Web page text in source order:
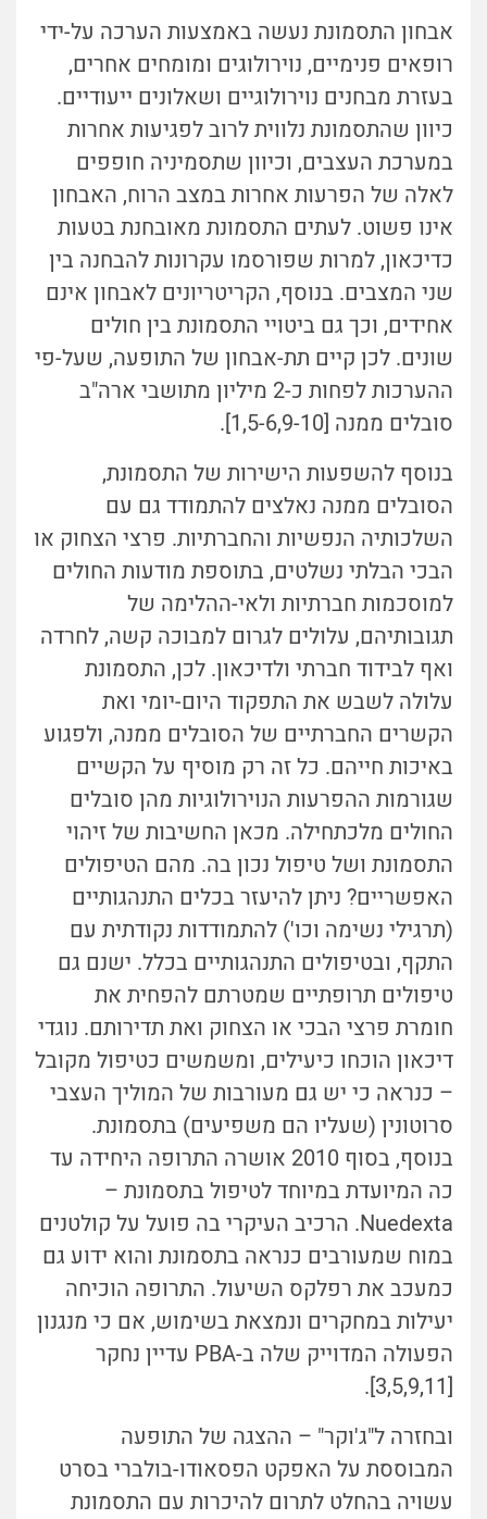
אבחון התסמונת נעשה באמצעות הערכה על-ידי
רופאים פנימיים, נוירולוגים ומומחים אחרים,
בעזרת מבחנים נוירולוגיים ושאלונים ייעודיים.
כיוון שהתסמונת נלווית לרוב לפגיעות אחרות
במערכת העצבים, וכיוון שתסמיניה חופפים
לאלה של הפרעות אחרות במצב הרוח, האבחון
אינו פשוט. לעתים התסמונת מאובחנת בטעות
כדיכאון, למרות שפורסמו עקרונות להבחנה בין
שני המצבים. בנוסף, הקריטריונים לאבחון אינם
אחידים, וכך גם ביטויי התסמונת בין חולים
שונים. לכן קיים תת-אבחון של התופעה, שעל-פי
ההערכות לפחות כ-2 מיליון מתושבי ארה"ב
סובלים ממנה [1,5-6,9-10].
בנוסף להשפעות הישירות של התסמונת,
הסובלים ממנה נאלצים להתמודד גם עם
השלכותיה הנפשיות והחברתיות. פרצי הצחוק או
הבכי הבלתי נשלטים, בתוספת מודעות החולים
למוסכמות חברתיות ולאי-ההלימה של
תגובותיהם, עלולים לגרום למבוכה קשה, לחרדה
ואף לבידוד חברתי ולדיכאון. לכן, התסמונת
עלולה לשבש את התפקוד היום-יומי ואת
הקשרים החברתיים של הסובלים ממנה, ולפגוע
באיכות חייהם. כל זה רק מוסיף על הקשיים
שגורמות ההפרעות הנוירולוגיות מהן סובלים
החולים מלכתחילה. מכאן החשיבות של זיהוי
התסמונת ושל טיפול נכון בה. מהם הטיפולים
האפשריים? ניתן להיעזר בכלים התנהגותיים
(תרגילי נשימה וכו') להתמודדות נקודתית עם
התקף, ובטיפולים התנהגותיים בכלל. ישנם גם
טיפולים תרופתיים שמטרתם להפחית את
חומרת פרצי הבכי או הצחוק ואת תדירותם. נוגדי
דיכאון הוכחו כיעילים, ומשמשים כטיפול מקובל
– כנראה כי יש גם מעורבות של המוליך העצבי
סרוטונין (שעליו הם משפיעים) בתסמונת.
בנוסף, בסוף 2010 אושרה התרופה היחידה עד
כה המיועדת במיוחד לטיפול בתסמונת –
Nuedexta. הרכיב העיקרי בה פועל על קולטנים
במוח שמעורבים כנראה בתסמונת והוא ידוע גם
כמעכב את רפלקס השיעול. התרופה הוכיחה
יעילות במחקרים ונמצאת בשימוש, אם כי מנגנון
הפעולה המדוייק שלה ב-PBA עדיין נחקר
[3,5,9,11].
ובחזרה ל"ג'וקר" – ההצגה של התופעה
המבוססת על האפקט הפסאודו-בולברי בסרט
עשויה בהחלט לתרום להיכרות עם התסמונת